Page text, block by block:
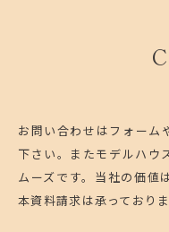
お問い合わせはフォーム
下さい。 またモデルハウ
ムーズです。 当社の価値
本資料請求は承っておりま